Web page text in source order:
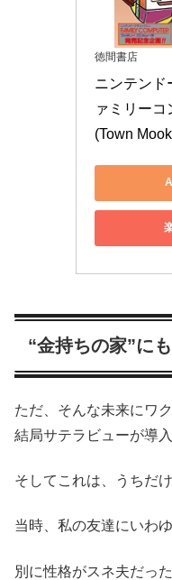
徳間書店
ニンテンド
ァミリー
(Town
“金持ちの家”に
ただ、そんな未来にワ
結局サテラビューが導
そしてこれは、うちだ
当時、私の友達にいわ
別に性格がスネ夫だっ